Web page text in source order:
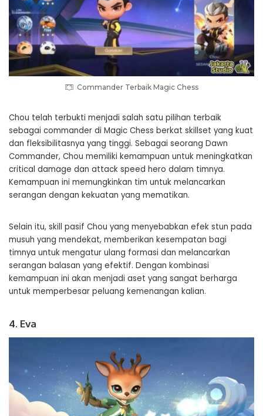
Commander Terbaik Magic Chess
Chou telah terbukti menjadi salah satu pilihan terbaik
sebagai commander di Magic Chess berkat skillset yang kuat
dan fleksibilitasnya yang tinggi. Sebagai seorang Dawn
Commander, Chou memiliki kemampuan untuk meningkatkan
critical damage dan attack speed hero dalam timnya.
Kemampuan ini memungkinkan tim untuk melancarkan
serangan dengan kekuatan yang mematikan.
Selain itu, skill pasif Chou yang menyebabkan efek stun pada
musuh yang mendekat, memberikan kesempatan bagi
timnya untuk mengatur ulang formasi dan melancarkan
serangan balasan yang efektif. Dengan kombinasi
kemampuan ini akan menjadi aset yang sangat berharga
untuk memperbesar peluang kemenangan kalian.
4. Eva